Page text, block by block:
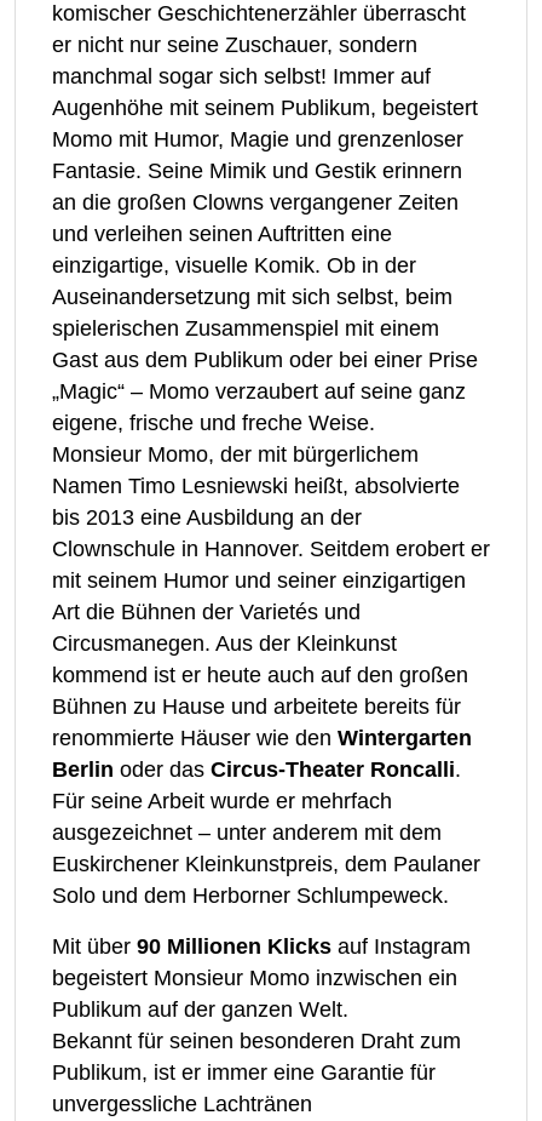
komischer Geschichtenerzähler überrascht
er nicht nur seine Zuschauer, sondern
manchmal sogar sich selbst! Immer auf
Augenhöhe mit seinem Publikum, begeistert
Momo mit Humor, Magie und grenzenloser
Fantasie. Seine Mimik und Gestik erinnern
an die großen Clowns vergangener Zeiten
und verleihen seinen Auftritten eine
einzigartige, visuelle Komik. Ob in der
Auseinandersetzung mit sich selbst, beim
spielerischen Zusammenspiel mit einem
Gast aus dem Publikum oder bei einer Prise
„Magic“ – Momo verzaubert auf seine ganz
eigene, frische und freche Weise.
Monsieur Momo, der mit bürgerlichem
Namen Timo Lesniewski heißt, absolvierte
bis 2013 eine Ausbildung an der
Clownschule in Hannover. Seitdem erobert er
mit seinem Humor und seiner einzigartigen
Art die Bühnen der Varietés und
Circusmanegen. Aus der Kleinkunst
kommend ist er heute auch auf den großen
Bühnen zu Hause und arbeitete bereits für
renommierte Häuser wie den Wintergarten
Berlin oder das Circus-Theater Roncalli.
Für seine Arbeit wurde er mehrfach
ausgezeichnet – unter anderem mit dem
Euskirchener Kleinkunstpreis, dem Paulaner
Solo und dem Herborner Schlumpeweck.
Mit über 90 Millionen Klicks auf Instagram
begeistert Monsieur Momo inzwischen ein
Publikum auf der ganzen Welt.
Bekannt für seinen besonderen Draht zum
Publikum, ist er immer eine Garantie für
unvergessliche Lachtränen